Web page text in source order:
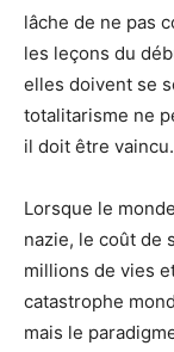
lâche de ne pas
les leçons du
elles doivent se
totalitarisme ne
il doit être vaincu.
Lorsque le
nazie, le coût de
millions de vies
catastrophe
mais le